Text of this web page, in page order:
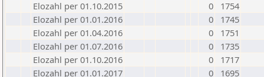
Elozahl per 01.10.2015
0
1754
Elozahl per 01.01.2016
0
1745
Elozahl per 01.04.2016
0
1751
Elozahl per 01.07.2016
0
1735
Elozahl per 01.10.2016
0
1717
Elozahl per 01.01.2017
0
1695